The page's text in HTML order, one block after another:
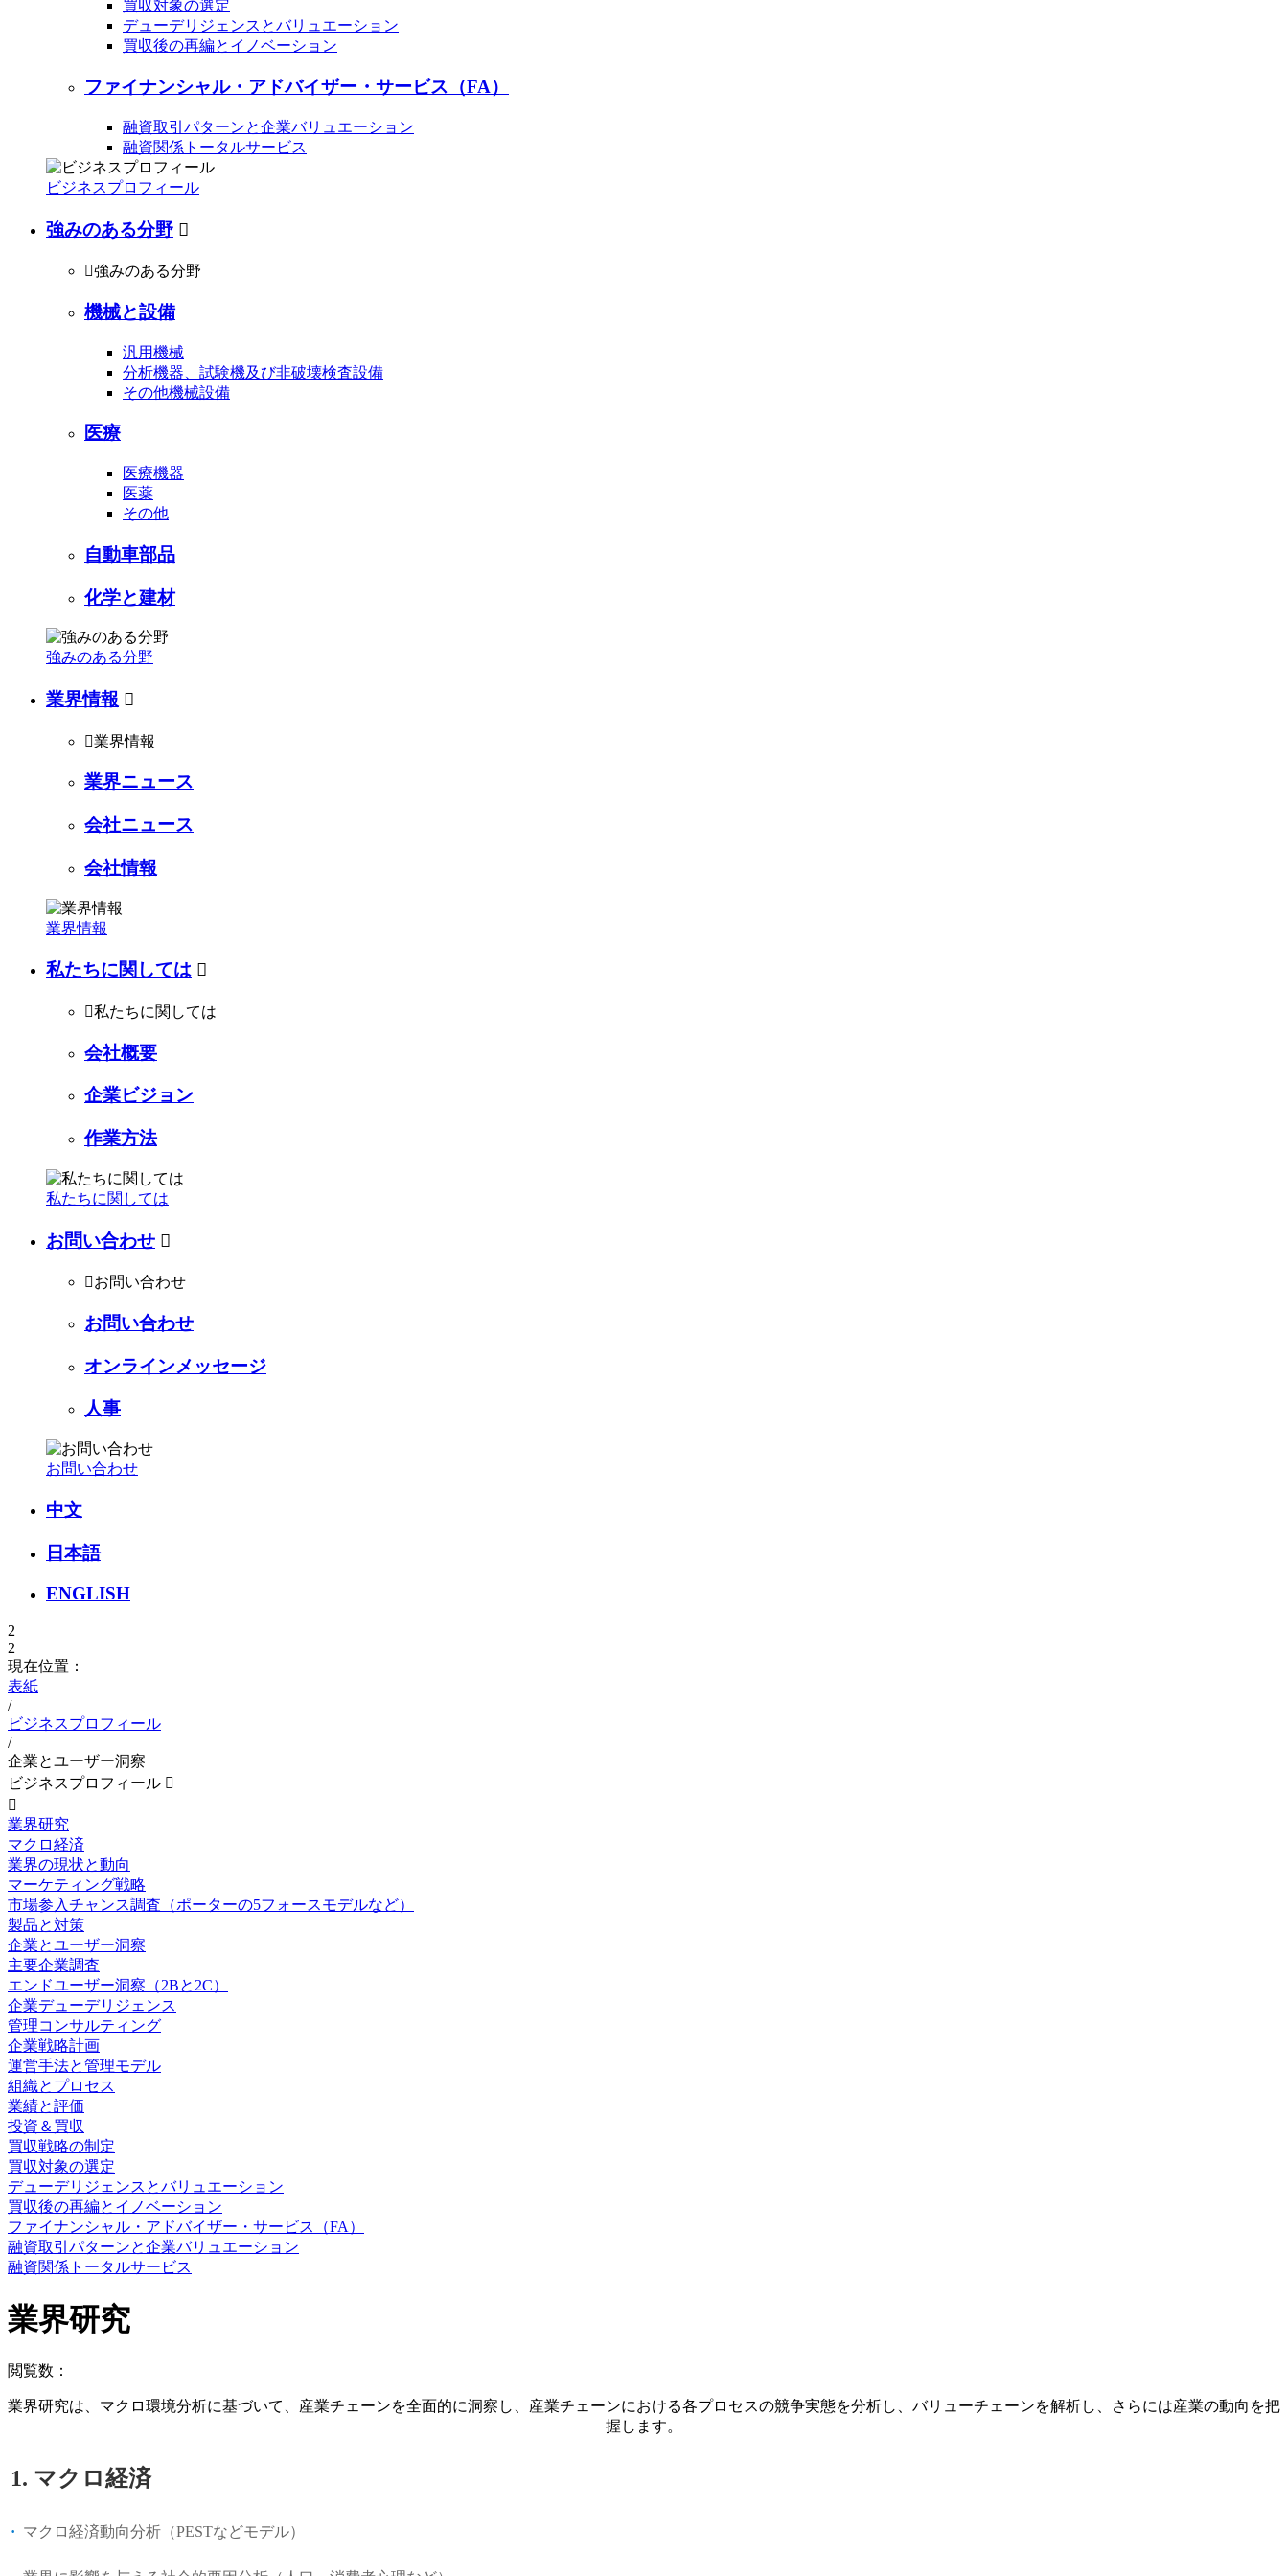
買収対象の選定
デューデリジェンスとバリュエーション
買収後の再編とイノベーション
ファイナンシャル・アドバイザー・サービス（FA）
融資取引パターンと企業バリュエーション
融資関係トータルサービス
ビジネスプロフィール
強みのある分野 
強みのある分野
機械と設備
汎用機械
分析機器、試験機及び非破壊検査設備
その他機械設備
医療
医療機器
医薬
その他
自動車部品
化学と建材
強みのある分野
業界情報 
業界情報
業界ニュース
会社ニュース
会社情報
業界情報
私たちに関しては 
私たちに関しては
会社概要
企業ビジョン
作業方法
私たちに関しては
お問い合わせ 
お問い合わせ
お問い合わせ
オンラインメッセージ
人事
お問い合わせ
中文
日本語
ENGLISH
2
2
現在位置：
表紙
/
ビジネスプロフィール
/
企業とユーザー洞察
ビジネスプロフィール 

業界研究
マクロ経済
業界の現状と動向
マーケティング戦略
市場参入チャンス調査（ポーターの5フォースモデルなど）
製品と対策
企業とユーザー洞察
主要企業調査
エンドユーザー洞察（2Bと2C）
企業デューデリジェンス
管理コンサルティング
企業戦略計画
運営手法と管理モデル
組織とプロセス
業績と評価
投資＆買収
買収戦略の制定
買収対象の選定
デューデリジェンスとバリュエーション
買収後の再編とイノベーション
ファイナンシャル・アドバイザー・サービス（FA）
融資取引パターンと企業バリュエーション
融資関係トータルサービス
業界研究
閲覧数：
業界研究は、マクロ環境分析に基づいて、産業チェーンを全面的に洞察し、産業チェーンにおける各プロセスの競争実態を分析し、バリューチェーンを解析し、さらには産業の動向を把
握します。
1. マクロ経済
· マクロ経済動向分析（PESTなどモデル）